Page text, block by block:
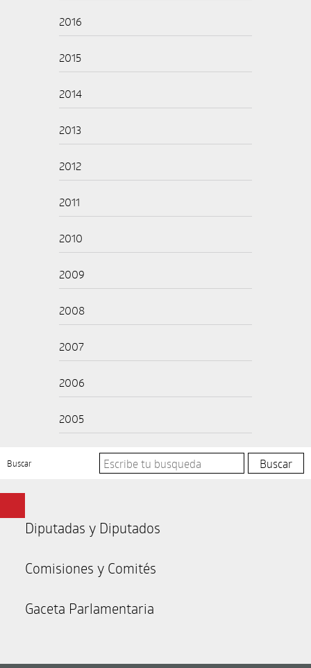
2016
2015
2014
2013
2012
2011
2010
2009
2008
2007
2006
2005
Buscar
Diputadas y Diputados
Comisiones y Comités
Gaceta Parlamentaria